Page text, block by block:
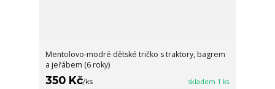
Mentolovo-modré dětské tričko s traktory, bagrem
a jeřábem (6 roky)
350 Kč/ks skladem 1 ks